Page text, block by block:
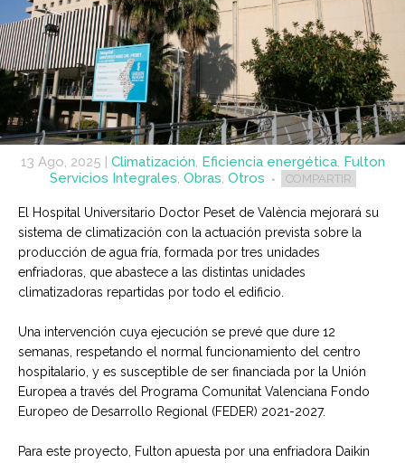
13 Ago, 2025 | Climatización, Eficiencia energética, Fulton
Servicios Integrales, Obras, Otros COMPARTIR
El Hospital Universitario Doctor Peset de València mejorará su
sistema de climatización con la actuación prevista sobre la
producción de agua fría, formada por tres unidades
enfriadoras, que abastece a las distintas unidades
climatizadoras repartidas por todo el edificio.
Una intervención cuya ejecución se prevé que dure 12
semanas, respetando el normal funcionamiento del centro
hospitalario, y es susceptible de ser financiada por la Unión
Europea a través del Programa Comunitat Valenciana Fondo
Europeo de Desarrollo Regional (FEDER) 2021-2027.
Para este proyecto, Fulton apuesta por una enfriadora Daikin